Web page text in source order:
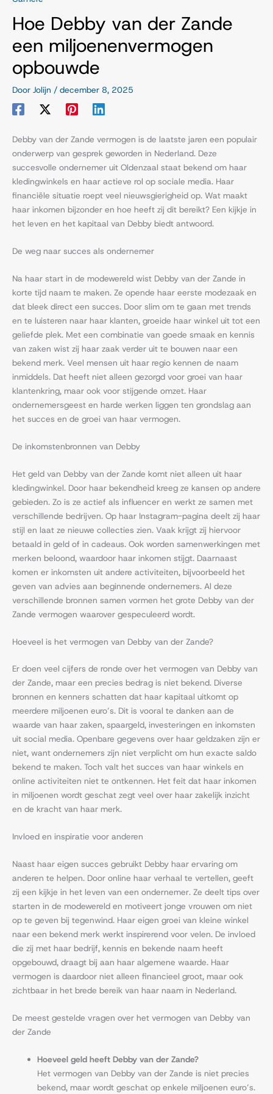
Hoe Debby van der Zande
een miljoenenvermogen
opbouwde
Door Jolijn / december 8, 2025
Debby van der Zande vermogen is de laatste jaren een populair
onderwerp van gesprek geworden in Nederland. Deze
succesvolle ondernemer uit Oldenzaal staat bekend om haar
kledingwinkels en haar actieve rol op sociale media. Haar
financiële situatie roept veel nieuwsgierigheid op. Wat maakt
haar inkomen bijzonder en hoe heeft zij dit bereikt? Een kijkje in
het leven en het kapitaal van Debby biedt antwoord.
De weg naar succes als ondernemer
Na haar start in de modewereld wist Debby van der Zande in
korte tijd naam te maken. Ze opende haar eerste modezaak en
dat bleek direct een succes. Door slim om te gaan met trends
en te luisteren naar haar klanten, groeide haar winkel uit tot een
geliefde plek. Met een combinatie van goede smaak en kennis
van zaken wist zij haar zaak verder uit te bouwen naar een
bekend merk. Veel mensen uit haar regio kennen de naam
inmiddels. Dat heeft niet alleen gezorgd voor groei van haar
klantenkring, maar ook voor stijgende omzet. Haar
ondernemersgeest en harde werken liggen ten grondslag aan
het succes en de groei van haar vermogen.
De inkomstenbronnen van Debby
Het geld van Debby van der Zande komt niet alleen uit haar
kledingwinkel. Door haar bekendheid kreeg ze kansen op andere
gebieden. Zo is ze actief als influencer en werkt ze samen met
verschillende bedrijven. Op haar Instagram-pagina deelt zij haar
stijl en laat ze nieuwe collecties zien. Vaak krijgt zij hiervoor
betaald in geld of in cadeaus. Ook worden samenwerkingen met
merken beloond, waardoor haar inkomen stijgt. Daarnaast
komen er inkomsten uit andere activiteiten, bijvoorbeeld het
geven van advies aan beginnende ondernemers. Al deze
verschillende bronnen samen vormen het grote Debby van der
Zande vermogen waarover gespeculeerd wordt.
Hoeveel is het vermogen van Debby van der Zande?
Er doen veel cijfers de ronde over het vermogen van Debby van
der Zande, maar een precies bedrag is niet bekend. Diverse
bronnen en kenners schatten dat haar kapitaal uitkomt op
meerdere miljoenen euro’s. Dit is vooral te danken aan de
waarde van haar zaken, spaargeld, investeringen en inkomsten
uit social media. Openbare gegevens over haar geldzaken zijn er
niet, want ondernemers zijn niet verplicht om hun exacte saldo
bekend te maken. Toch valt het succes van haar winkels en
online activiteiten niet te ontkennen. Het feit dat haar inkomen
in miljoenen wordt geschat zegt veel over haar zakelijk inzicht
en de kracht van haar merk.
Invloed en inspiratie voor anderen
Naast haar eigen succes gebruikt Debby haar ervaring om
anderen te helpen. Door online haar verhaal te vertellen, geeft
zij een kijkje in het leven van een ondernemer. Ze deelt tips over
starten in de modewereld en motiveert jonge vrouwen om niet
op te geven bij tegenwind. Haar eigen groei van kleine winkel
naar een bekend merk werkt inspirerend voor velen. De invloed
die zij met haar bedrijf, kennis en bekende naam heeft
opgebouwd, draagt bij aan haar algemene waarde. Haar
vermogen is daardoor niet alleen financieel groot, maar ook
zichtbaar in het brede bereik van haar naam in Nederland.
De meest gestelde vragen over het vermogen van Debby van
der Zande
Hoeveel geld heeft Debby van der Zande?
Het vermogen van Debby van der Zande is niet precies
bekend, maar wordt geschat op enkele miljoenen euro’s.